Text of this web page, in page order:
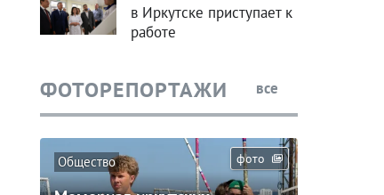
в Иркутске приступает к
работе
ФОТОРЕПОРТАЖИ все
фото
Общество